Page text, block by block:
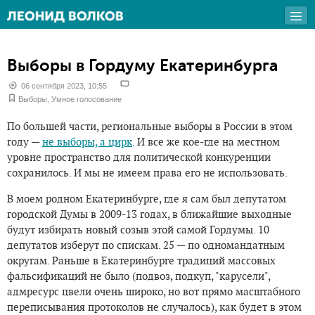
Выборы в Гордуму Екатеринбурга
06 сентября 2023, 10:55
Выборы Умное голосование
По большей части, региональные выборы в России в этом
году —не выборы, а цирк. И все же кое-где на местном
уровне пространство для политической конкуренции
сохранилось. И мы не имеем права его не использовать.
В моем родном Екатеринбурге, где я сам был депутатом
городской Думы в 2009-13 годах, в ближайшие выходные
будут избирать новый созыв этой самой Гордумы. 10
депутатов изберут по спискам. 25 — по одномандатным
округам. Раньше в Екатеринбурге традиций массовых
фальсификаций не было (подвоз, подкуп, "карусели",
адмресурс цвели очень широко, но вот прямо масштабного
переписывания протоколов не случалось), как будет в этом